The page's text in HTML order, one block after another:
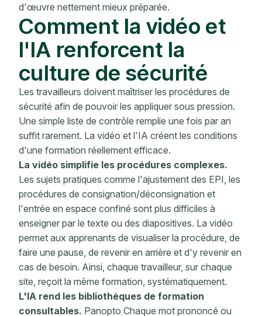
d'œuvre nettement mieux préparée.
Comment la vidéo et
l'IA renforcent la
culture de sécurité
Les travailleurs doivent maîtriser les procédures de
sécurité afin de pouvoir les appliquer sous pression.
Une simple liste de contrôle remplie une fois par an
suffit rarement. La vidéo et l'IA créent les conditions
d'une formation réellement efficace.
La vidéo simplifie les procédures complexes.
Les sujets pratiques comme l'ajustement des EPI, les
procédures de consignation/déconsignation et
l'entrée en espace confiné sont plus difficiles à
enseigner par le texte ou des diapositives. La vidéo
permet aux apprenants de visualiser la procédure, de
faire une pause, de revenir en arrière et d'y revenir en
cas de besoin. Ainsi, chaque travailleur, sur chaque
site, reçoit la même formation, systématiquement.
L'IA rend les bibliothèques de formation
consultables. Panopto Chaque mot prononcé ou